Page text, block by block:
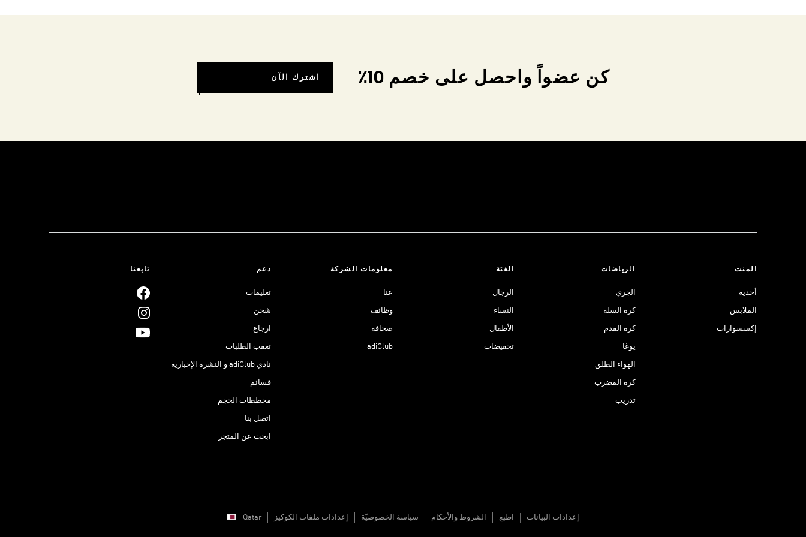
كن عضواً واحصل على خصم 10٪ اشترك الآن
المنت
أحذية
الملابس
إكسسوارات
الرياضات
الجري
كرة السلة
كرة القدم
يوغا
الهواء الطلق
كرة المضرب
تدريب
الفئة
الرجال
النساء
الأطفال
تخفيضات
معلومات الشركة
عنا
وظائف
صحافة
adiClub
دعم
تعليمات
شحن
ارجاع
تعقب الطلبات
نادي adiClub و النشرة الإخبارية
قسائم
مخططات الحجم
اتصل بنا
ابحث عن المتجر
تابعنا
إعدادات البيانات Qatar إعدادات ملفات الكوكيز سياسة الخصوصيّة الشروط والأحكام اطبع